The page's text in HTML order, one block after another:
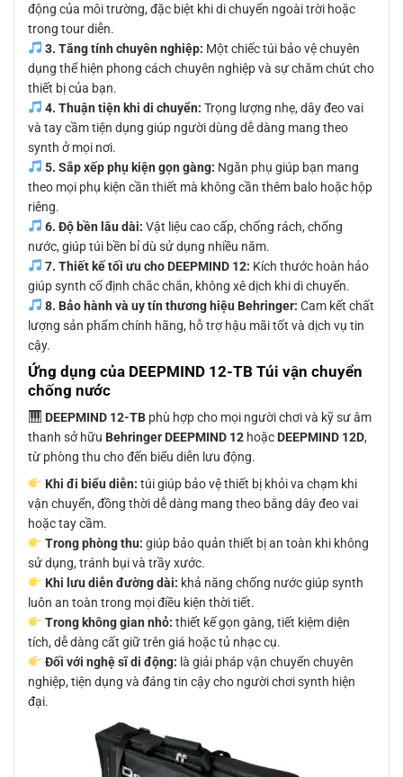
động của môi trường, đặc biệt khi di chuyển ngoài trời hoặc
trong tour diễn.
3. Tăng tính chuyên nghiệp: Một chiếc túi bảo vệ chuyên
dụng thể hiện phong cách chuyên nghiệp và sự chăm chút cho
thiết bị của bạn.
4. Thuận tiện khi di chuyển: Trọng lượng nhẹ, dây đeo vai
và tay cầm tiện dụng giúp người dùng dễ dàng mang theo
synth ở mọi nơi.
5. Sắp xếp phụ kiện gọn gàng: Ngăn phụ giúp bạn mang
theo mọi phụ kiện cần thiết mà không cần thêm balo hoặc hộp
riêng.
6. Độ bền lâu dài: Vật liệu cao cấp, chống rách, chống
nước, giúp túi bền bỉ dù sử dụng nhiều năm.
7. Thiết kế tối ưu cho DEEPMIND 12: Kích thước hoàn hảo
giúp synth cố định chắc chắn, không xê dịch khi di chuyển.
8. Bảo hành và uy tín thương hiệu Behringer: Cam kết chất
lượng sản phẩm chính hãng, hỗ trợ hậu mãi tốt và dịch vụ tin
cậy.
Ứng dụng của DEEPMIND 12-TB Túi vận chuyển
chống nước
DEEPMIND 12-TBphù hợp cho mọi người chơi và kỹ sư âm
thanh sở hữu Behringer DEEPMIND 12 hoặc DEEPMIND 12D,
từ phòng thu cho đến biểu diễn lưu động.
Khi đi biểu diễn: túi giúp bảo vệ thiết bị khỏi va chạm khi
vận chuyển, đồng thời dễ dàng mang theo bằng dây đeo vai
hoặc tay cầm.
Trong phòng thu: giúp bảo quản thiết bị an toàn khi không
sử dụng, tránh bụi và trầy xước.
Khi lưu diễn đường dài: khả năng chống nước giúp synth
luôn an toàn trong mọi điều kiện thời tiết.
Trong không gian nhỏ: thiết kế gọn gàng, tiết kiệm diện
tích, dễ dàng cất giữ trên giá hoặc tủ nhạc cụ.
Đối với nghệ sĩ di động: là giải pháp vận chuyển chuyên
nghiệp, tiện dụng và đáng tin cậy cho người chơi synth hiện
đại.